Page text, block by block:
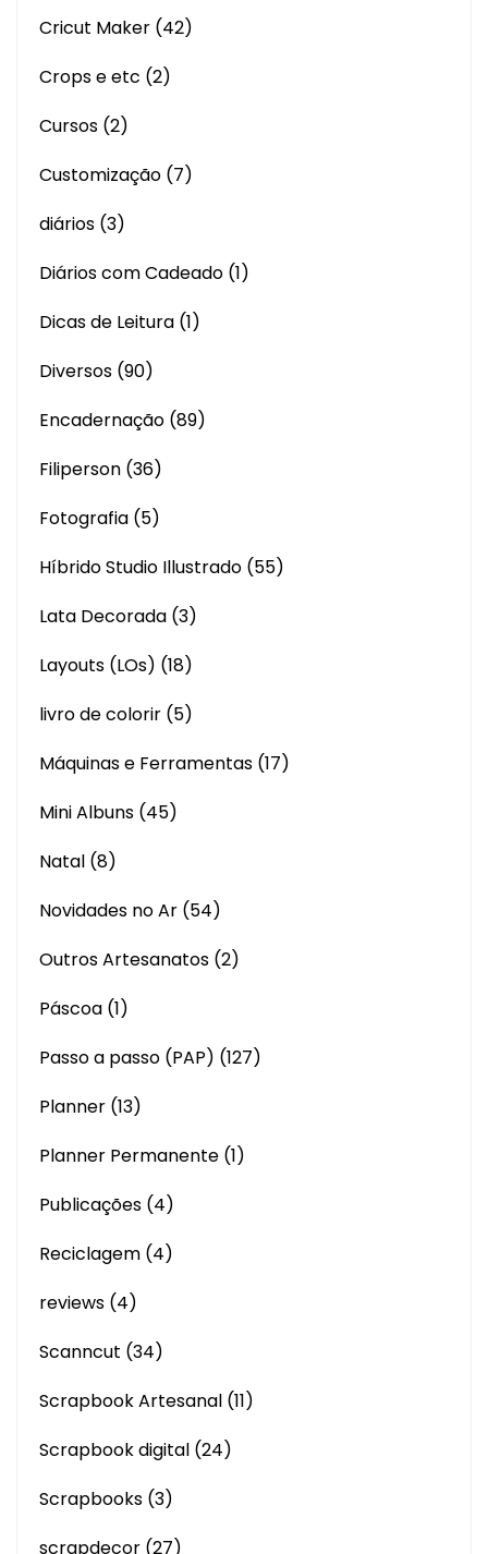
Cricut Maker (42)
Crops e etc (2)
Cursos (2)
Customização (7)
diários (3)
Diários com Cadeado (1)
Dicas de Leitura (1)
Diversos (90)
Encadernação (89)
Filiperson (36)
Fotografia (5)
Híbrido Studio Illustrado (55)
Lata Decorada (3)
Layouts (LOs) (18)
livro de colorir (5)
Máquinas e Ferramentas (17)
Mini Albuns (45)
Natal (8)
Novidades no Ar (54)
Outros Artesanatos (2)
Páscoa (1)
Passo a passo (PAP) (127)
Planner (13)
Planner Permanente (1)
Publicações (4)
Reciclagem (4)
reviews (4)
Scanncut (34)
Scrapbook Artesanal (11)
Scrapbook digital (24)
Scrapbooks (3)
scrapdecor (27)